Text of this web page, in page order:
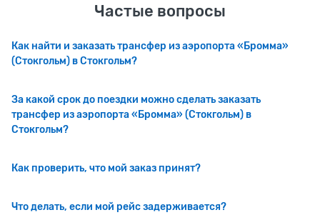
Частые вопросы
Как найти и заказать трансфер из аэропорта «Бромма»
(Стокгольм) в Стокгольм?
За какой срок до поездки можно сделать заказать
трансфер из аэропорта «Бромма» (Стокгольм) в
Стокгольм?
Как проверить, что мой заказ принят?
Что делать, если мой рейс задерживается?